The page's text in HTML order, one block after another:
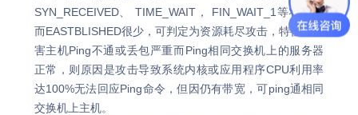
SYN_RECEIVED、 TIME_WAIT， FIN_WAIT_1等状态，
而EASTBLISHED很少，可判定为资源耗尽攻击，特征是受
害主机Ping不通或丢包严重而Ping相同交换机上的服务器
正常，则原因是攻击导致系统内核或应用程序CPU利用率
达100%无法回应Ping命令，但因仍有带宽，可ping通相同
交换机上主机。